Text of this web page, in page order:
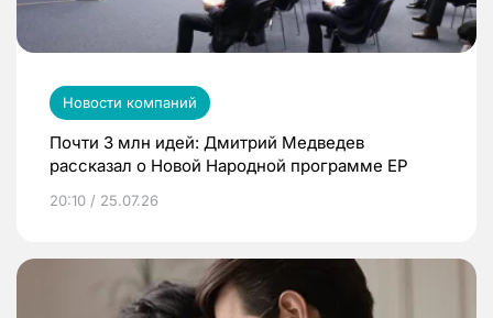
Новости компаний
Почти 3 млн идей: Дмитрий Медведев
рассказал о Новой Народной программе ЕР
20:10 / 25.07.26